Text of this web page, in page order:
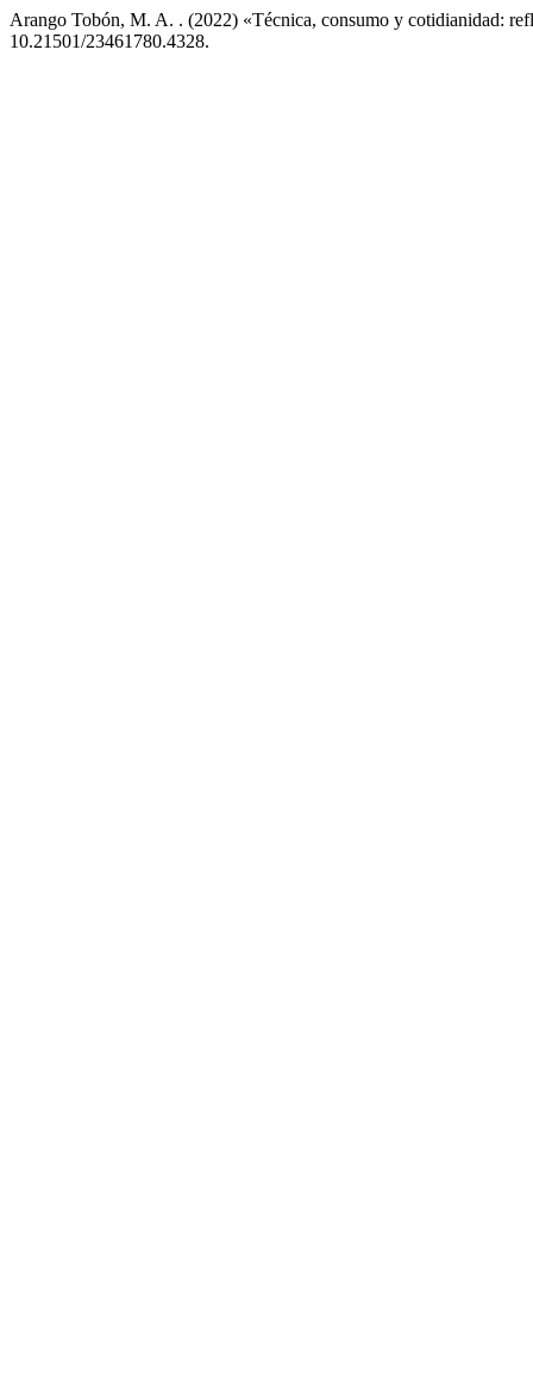
Arango Tobón, M. A. . (2022) «Técnica, consumo y cotidianidad:
10.21501/23461780.4328.